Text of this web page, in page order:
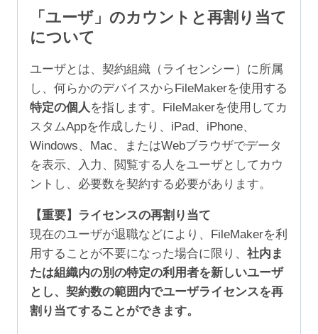
「ユーザ」のカウントと再割り当て
について
ユーザとは、契約組織（ライセンシー）に所属
し、何らかのデバイスからFileMakerを使用する
特定の個人 を指します。FileMakerを使用してカ
スタムAppを作成したり、iPad、iPhone、
Windows、Mac、またはWebブラウザでデータ
を表示、入力、閲覧する人をユーザとしてカウ
ントし、必要数を契約する必要があります。
【重要】ライセンスの再割り当て
現在のユーザが退職などにより、FileMakerを利
用することが不要になった場合に限り、 社内ま
たは組織内の別の特定の利用者を新しいユーザ
とし、契約数の範囲内でユーザライセンスを再
割り当てすることができます。